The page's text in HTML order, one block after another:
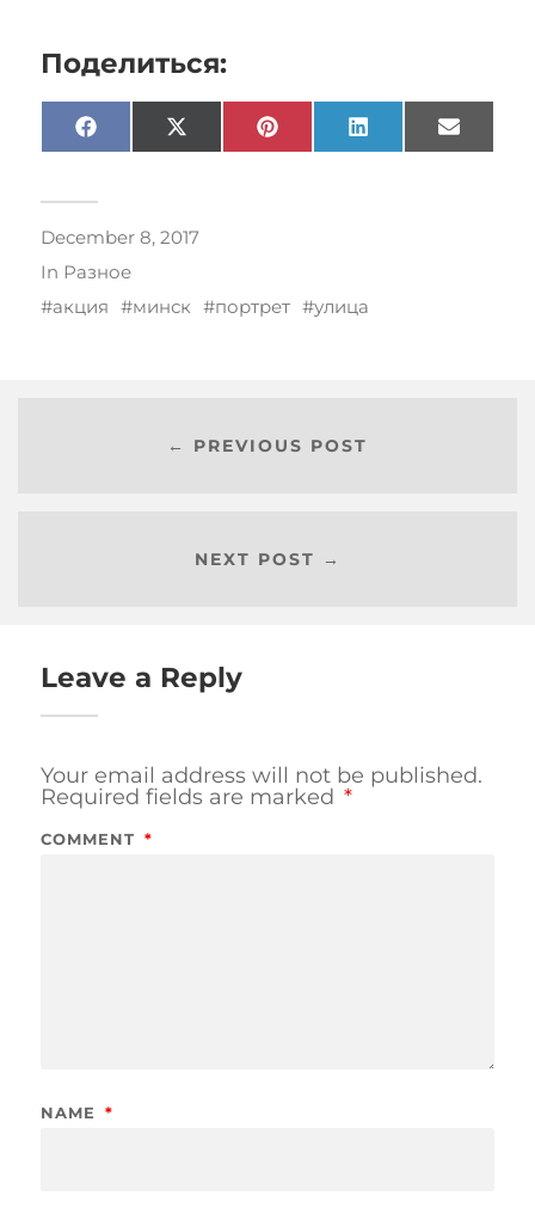
Поделиться:
Facebook X
(Twitter)
Pinterest LinkedIn Email
December 8, 2017
In Разное
акция
минск портрет улица
← PREVIOUS POST
NEXT POST →
Leave a Reply
Your email address will not be published.
Required fields are marked *
COMMENT *
NAME *